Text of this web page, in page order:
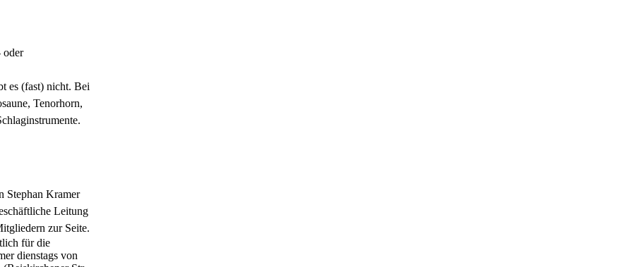
oder
es (fast) nicht. Bei
Tenorhorn,
Stephan Kramer
Leitung
zur Seite.
für die
dienstags von